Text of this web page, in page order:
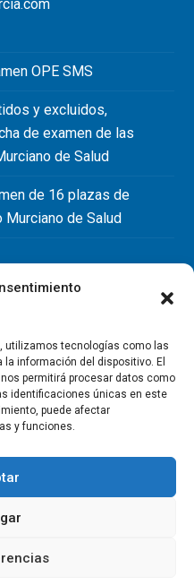
utilizamos tecnologías como las
información del dispositivo. El
permitirá procesar datos como
identificaciones únicas en este
puede afectar
y funciones.
OPE SMS
y excluidos,
de examen de las
de Salud
de 16 plazas de
de Salud
de la Región de